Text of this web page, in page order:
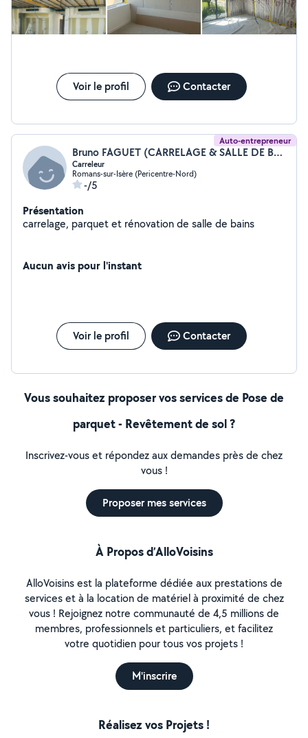
Voir le profil Contacter
Auto-entrepreneur
Bruno FAGUET (CARRELAGE & SALLE DE BAINS)
Carreleur
Romans-sur-Isère (Pericentre-Nord)
-/5
Présentation
carrelage, parquet et rénovation de salle de bains
Aucun avis pour l'instant
Voir le profil Contacter
Vous souhaitez proposer vos services de Pose de
parquet - Revêtement de sol ?
Inscrivez-vous et répondez aux demandes près de chez
vous !
Proposer mes services
À Propos d’AlloVoisins
AlloVoisins est la plateforme dédiée aux prestations de
services et à la location de matériel à proximité de chez
vous ! Rejoignez notre communauté de 4,5 millions de
membres, professionnels et particuliers, et facilitez
votre quotidien pour tous vos projets !
M'inscrire
Réalisez vos Projets !